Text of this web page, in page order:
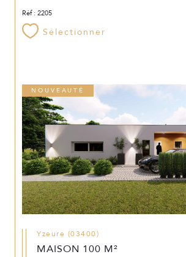
Réf : 2205
Sélectionner
NOUVEAUTÉ
Yzeure (03400)
MAISON 100 M²